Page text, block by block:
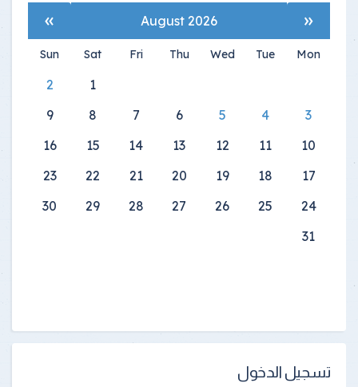
«
August 2026
»
Mon
Tue
Wed
Thu
Fri
Sat
Sun
1
2
3
4
5
6
7
8
9
10
11
12
13
14
15
16
17
18
19
20
21
22
23
24
25
26
27
28
29
30
31
تسجيل الدخول